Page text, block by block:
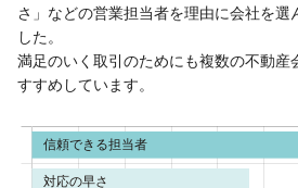
さ」などの営業担当者を理由に会社を選
した。
満足のいく取引のためにも複数の不動産
すすめしています。